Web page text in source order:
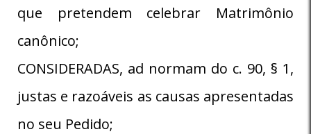
que pretendem celebrar Matrimônio
canônico;
CONSIDERADAS, ad normam do c. 90, § 1,
justas e razoáveis as causas apresentadas
no seu Pedido;